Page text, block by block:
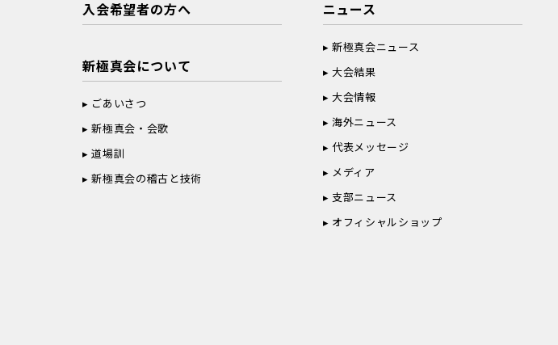
入会希望者の方へ
新極真会について
ごあいさつ
新極真会・会歌
道場訓
新極真会の稽古と技術
ニュース
新極真会ニュース
大会結果
大会情報
海外ニュース
代表メッセージ
メディア
支部ニュース
オフィシャルショップ